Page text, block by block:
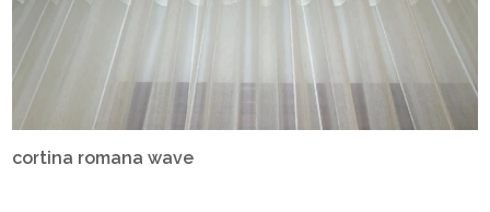
cortina romana wave